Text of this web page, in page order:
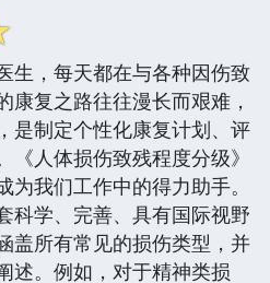
生，每天都在与各种因伤致
康复之路往往漫长而艰难，
是制定个性化康复计划、评
人体损伤致残程度分级》
我们工作中的得力助手。
科学、完善、具有国际视野
盖所有常见的损伤类型，并
述。例如，对于精神类损